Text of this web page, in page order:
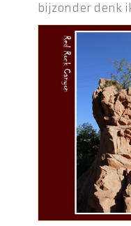
bijzonder denk